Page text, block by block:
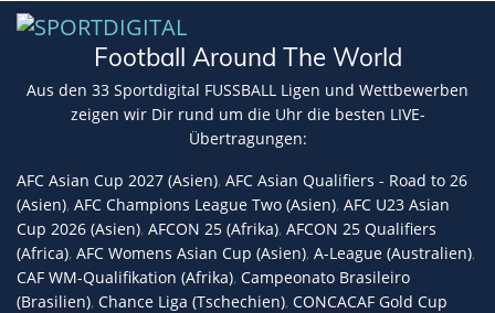
Football Around The World
Aus den 33 Sportdigital FUSSBALL Ligen und Wettbewerben
zeigen wir Dir rund um die Uhr die besten LIVE-
Übertragungen:
AFC Asian Cup 2027 (Asien), AFC Asian Qualifiers - Road to 26
(Asien), AFC Champions League Two (Asien), AFC U23 Asian
Cup 2026 (Asien), AFCON 25 (Afrika), AFCON 25 Qualifiers
(Africa), AFC Womens Asian Cup (Asien), A-League (Australien),
CAF WM-Qualifikation (Afrika), Campeonato Brasileiro
(Brasilien), Chance Liga (Tschechien), CONCACAF Gold Cup